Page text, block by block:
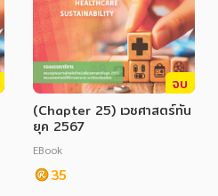
จบ
(Chapter 25) เวชศาสตร์ทัน
ยุค 2567
EBook
35